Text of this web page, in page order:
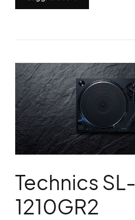
Technics SL-
1210GR2